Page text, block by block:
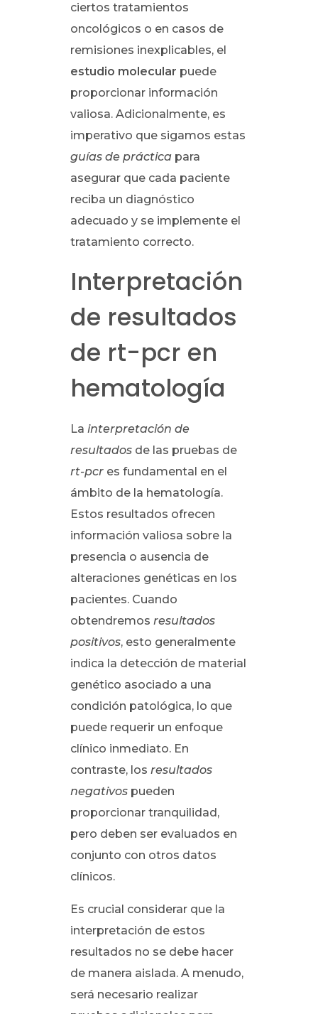
ciertos tratamientos
oncológicos o en casos de
remisiones inexplicables, el
estudio molecular puede
proporcionar información
valiosa. Adicionalmente, es
imperativo que sigamos estas
guías de práctica para
asegurar que cada paciente
reciba un diagnóstico
adecuado y se implemente el
tratamiento correcto.
Interpretación
de resultados
de rt-pcr en
hematología
Lainterpretación de
resultados de las pruebas de
rt-pcr es fundamental en el
ámbito de la hematología.
Estos resultados ofrecen
información valiosa sobre la
presencia o ausencia de
alteraciones genéticas en los
pacientes. Cuando
obtendremosresultados
positivos, esto generalmente
indica la detección de material
genético asociado a una
condición patológica, lo que
puede requerir un enfoque
clínico inmediato. En
contraste, losresultados
negativos pueden
proporcionar tranquilidad,
pero deben ser evaluados en
conjunto con otros datos
clínicos.
Es crucial considerar que la
interpretación de estos
resultados no se debe hacer
de manera aislada. A menudo,
será necesario realizar